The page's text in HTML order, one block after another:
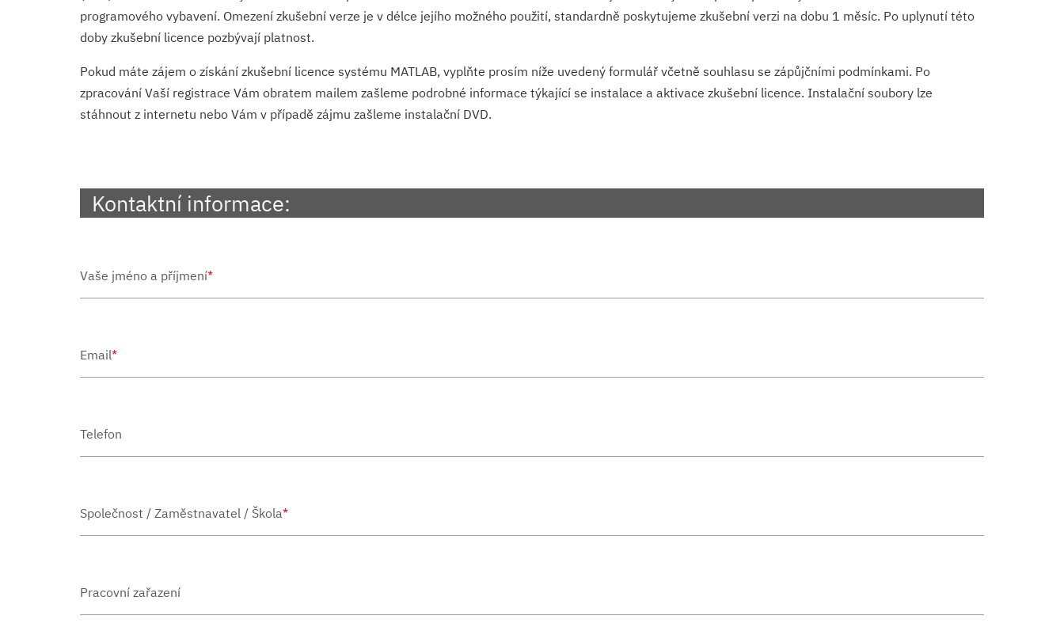
programového vybavení. Omezení zkušební verze je v délce jejího možného použití, standardně poskytujeme zkušební verzi na dobu 1 měsíc. Po uplynutí této
doby zkušební licence pozbývají platnost.
Pokud máte zájem o získání zkušební licence systému MATLAB, vyplňte prosím níže uvedený formulář včetně souhlasu se zápůjčními podmínkami. Po
zpracování Vaší registrace Vám obratem mailem zašleme podrobné informace týkající se instalace a aktivace zkušební licence. Instalační soubory lze
stáhnout z internetu nebo Vám v případě zájmu zašleme instalační DVD.
Kontaktní informace:
Vaše jméno a příjmení*
Email*
Telefon
Společnost / Zaměstnavatel / Škola*
Pracovní zařazení